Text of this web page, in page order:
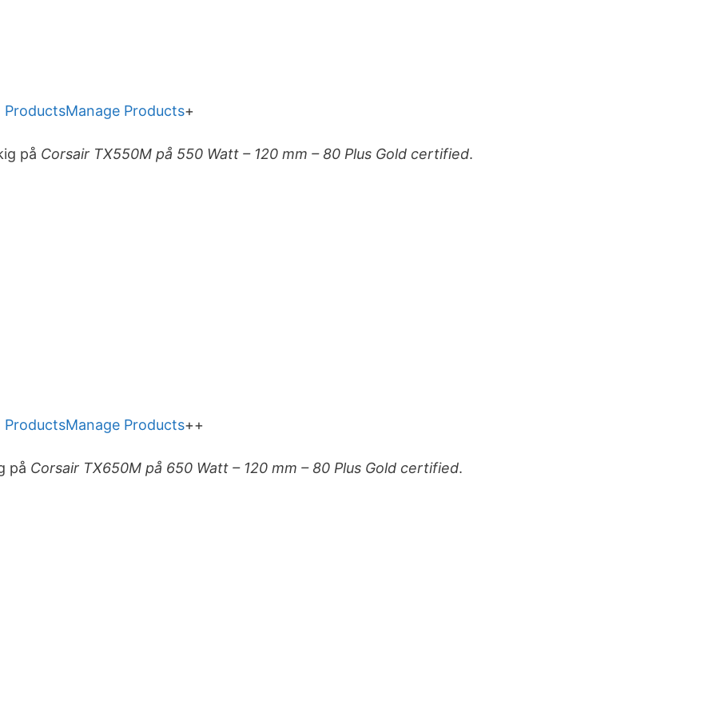
ProductsManage Products+
på Corsair TX550M på 550 Watt – 120 mm – 80 Plus Gold certified.
ProductsManage Products++
på Corsair TX650M på 650 Watt – 120 mm – 80 Plus Gold certified.